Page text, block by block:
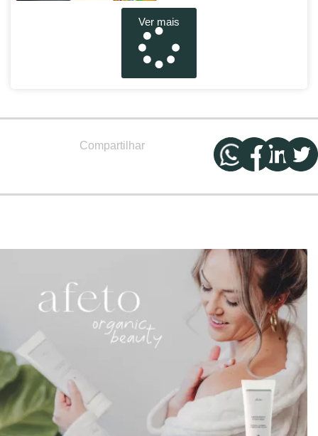
Ver mais
Compartilhar